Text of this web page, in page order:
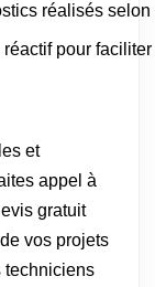
réalisés
réactif pour
et
appel à
gratuit
vos projets
techniciens